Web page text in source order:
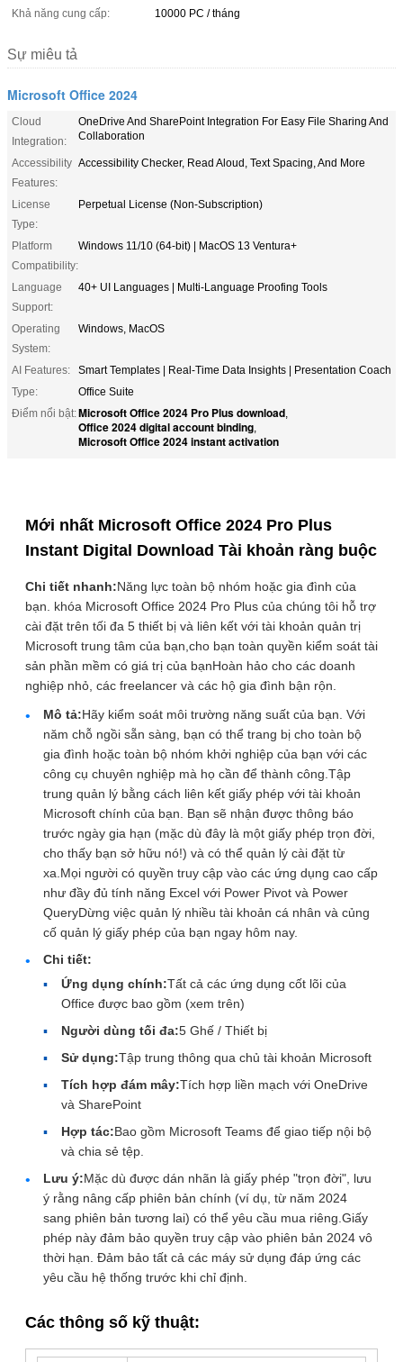
Khả năng cung cấp:
10000 PC / tháng
Sự miêu tả
Microsoft Office 2024
Cloud
Integration:
OneDrive And SharePoint Integration For Easy File Sharing And
Collaboration
Accessibility
Features:
Accessibility Checker, Read Aloud, Text Spacing, And More
License
Type:
Perpetual License (Non-Subscription)
Platform
Compatibility:
Windows 11/10 (64-bit) | MacOS 13 Ventura+
Language
Support:
40+ UI Languages | Multi-Language Proofing Tools
Operating
System:
Windows, MacOS
AI Features:
Smart Templates | Real-Time Data Insights | Presentation Coach
Type:
Office Suite
Điểm nổi bật:Microsoft Office 2024 Pro Plus download,
Office 2024 digital account binding,
Microsoft Office 2024 instant activation
Mới nhất Microsoft Office 2024 Pro Plus
Instant Digital Download Tài khoản ràng buộc
Chi tiết nhanh:Năng lực toàn bộ nhóm hoặc gia đình của
bạn. khóa Microsoft Office 2024 Pro Plus của chúng tôi hỗ trợ
cài đặt trên tối đa 5 thiết bị và liên kết với tài khoản quản trị
Microsoft trung tâm của bạn,cho bạn toàn quyền kiểm soát tài
sản phần mềm có giá trị của bạnHoàn hảo cho các doanh
nghiệp nhỏ, các freelancer và các hộ gia đình bận rộn.
Mô tả:Hãy kiểm soát môi trường năng suất của bạn. Với
năm chỗ ngồi sẵn sàng, bạn có thể trang bị cho toàn bộ
gia đình hoặc toàn bộ nhóm khởi nghiệp của bạn với các
công cụ chuyên nghiệp mà họ cần để thành công.Tập
trung quản lý bằng cách liên kết giấy phép với tài khoản
Microsoft chính của bạn. Bạn sẽ nhận được thông báo
trước ngày gia hạn (mặc dù đây là một giấy phép trọn đời,
cho thấy bạn sở hữu nó!) và có thể quản lý cài đặt từ
xa.Mọi người có quyền truy cập vào các ứng dụng cao cấp
như đầy đủ tính năng Excel với Power Pivot và Power
QueryDừng việc quản lý nhiều tài khoản cá nhân và củng
cố quản lý giấy phép của bạn ngay hôm nay.
Chi tiết:
Ứng dụng chính:Tất cả các ứng dụng cốt lõi của
Office được bao gồm (xem trên)
Người dùng tối đa:5 Ghế / Thiết bị
Sử dụng:Tập trung thông qua chủ tài khoản Microsoft
Tích hợp đám mây:Tích hợp liền mạch với OneDrive
và SharePoint
Hợp tác:Bao gồm Microsoft Teams để giao tiếp nội bộ
và chia sẻ tệp.
Lưu ý:Mặc dù được dán nhãn là giấy phép "trọn đời", lưu
ý rằng nâng cấp phiên bản chính (ví dụ, từ năm 2024
sang phiên bản tương lai) có thể yêu cầu mua riêng.Giấy
phép này đảm bảo quyền truy cập vào phiên bản 2024 vô
thời hạn. Đảm bảo tất cả các máy sử dụng đáp ứng các
yêu cầu hệ thống trước khi chỉ định.
Các thông số kỹ thuật: